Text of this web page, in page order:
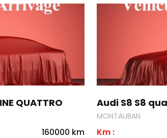
QUATTRO
160000 km
Audi S8 S8
MONTAUBAN
Km :